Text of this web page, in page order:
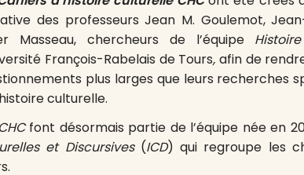
des professeurs Jean M. Goulemot,
Masseau, chercheurs de l’équipe
François-Rabelais de Tours, afin de
plus larges que leurs recherches
culturelle.
CHCfont désormais partie de l’équipe née en
et Discursives (ICD) qui regroupe les